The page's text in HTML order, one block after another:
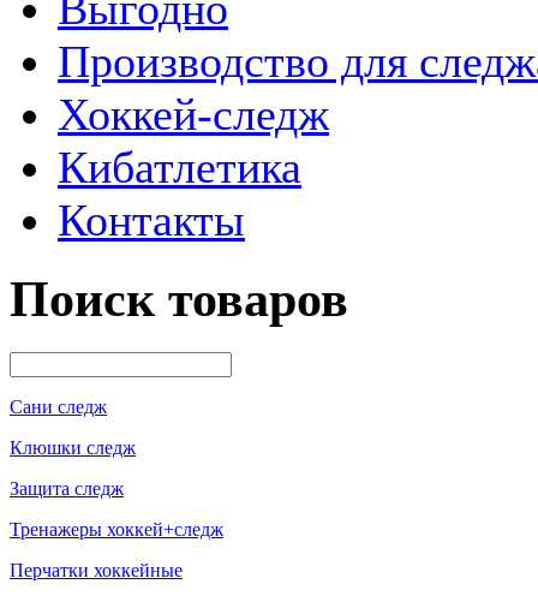
Производство для
Хоккей-следж
Кибатлетика
Контакты
Поиск товаров
Сани следж
Клюшки следж
Защита следж
Тренажеры хоккей+следж
Перчатки хоккейные